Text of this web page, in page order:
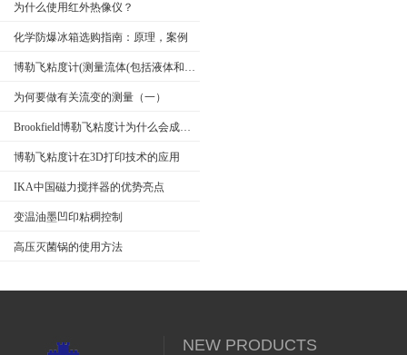
为什么使用红外热像仪？
化学防爆冰箱选购指南：原理，案例
博勒飞粘度计(测量流体(包括液体和气体)粘度)
为何要做有关流变的测量（一）
Brookfield博勒飞粘度计为什么会成为行业的标准？
博勒飞粘度计在3D打印技术的应用
IKA中国磁力搅拌器的优势亮点
变温油墨凹印粘稠控制
高压灭菌锅的使用方法
NEW PRODUCTS